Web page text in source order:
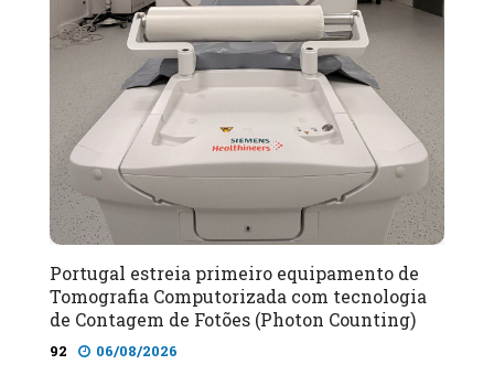
Portugal estreia primeiro equipamento de
Tomografia Computorizada com tecnologia
de Contagem de Fotões (Photon Counting)
92 06/08/2026